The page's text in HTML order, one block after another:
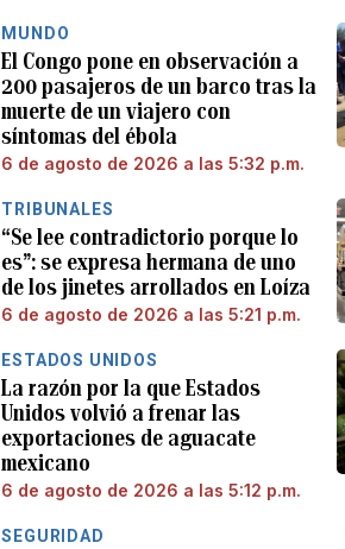
MUNDO
El Congo pone en observación a
200 pasajeros de un barco tras la
muerte de un viajero con
síntomas del ébola
6 de agosto de 2026 a las 5:32 p.m.
TRIBUNALES
“Se lee contradictorio porque lo
es”: se expresa hermana de uno
de los jinetes arrollados en Loíza
6 de agosto de 2026 a las 5:21 p.m.
ESTADOS UNIDOS
La razón por la que Estados
Unidos volvió a frenar las
exportaciones de aguacate
mexicano
6 de agosto de 2026 a las 5:12 p.m.
SEGURIDAD